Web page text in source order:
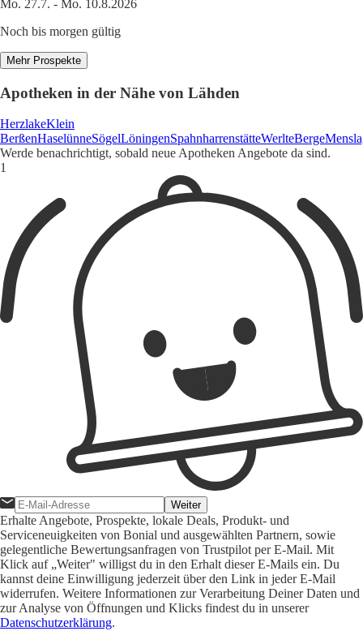
Mo. 27.7. - Mo. 10.8.2026
Noch bis morgen gültig
Mehr Prospekte
Apotheken in der Nähe von Lähden
HerzlakeKlein
BerßenHaselünneSögelLöningenSpahnharrenstätteWerlteBerge
Werde benachrichtigt, sobald neue Apotheken Angebote da sind.
Weiter
Erhalte Angebote, Prospekte, lokale Deals, Produkt- und
Serviceneuigkeiten von Bonial und ausgewählten Partnern, sowie
gelegentliche Bewertungsanfragen von Trustpilot per E-Mail. Mit
Klick auf „Weiter" willigst du in den Erhalt dieser E-Mails ein. Du
kannst deine Einwilligung jederzeit über den Link in jeder E-Mail
widerrufen. Weitere Informationen zur Verarbeitung Deiner Daten und
zur Analyse von Öffnungen und Klicks findest du in unserer
Datenschutzerklärung.